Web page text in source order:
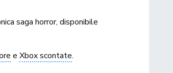
saga horror, disponibile
eXbox scontate.